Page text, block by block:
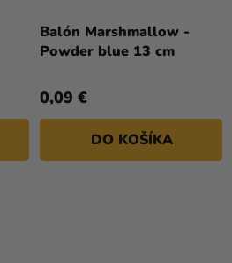
Balón Marshmallow -
Powder blue 13 cm
0,09 €
DO KOŠÍKA